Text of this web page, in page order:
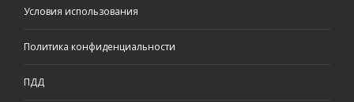
Условия использования
Политика конфиденциальности
ПДД